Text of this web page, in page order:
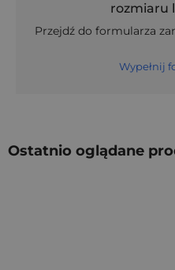
rozmiaru
Przejdź do formularza
Wypełnij
Ostatnio oglądane